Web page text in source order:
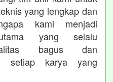
yang lengkap dan
kami menjadi
yang selalu
bagus dan
setiap karya yang